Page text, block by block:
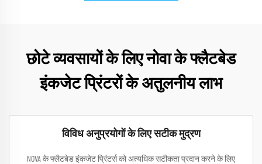
छोटे व्यवसायों के लिए नोवा के फ्लैटबेड
इंकजेट प्रिंटरों के अतुलनीय लाभ
विविध अनुप्रयोगों के लिए सटीक मुद्रण
NOVA के फ्लैटबेड इंकजेट प्रिंटर्स को अत्यधिक सटीकता प्रदान करने के लिए